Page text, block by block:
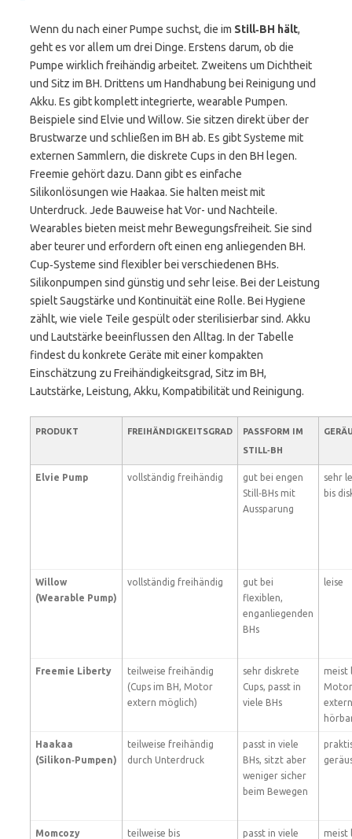
Wenn du nach einer Pumpe suchst, die im Still‑BH hält,
geht es vor allem um drei Dinge. Erstens darum, ob die
Pumpe wirklich freihändig arbeitet. Zweitens um Dichtheit
und Sitz im BH. Drittens um Handhabung bei Reinigung und
Akku. Es gibt komplett integrierte, wearable Pumpen.
Beispiele sind Elvie und Willow. Sie sitzen direkt über der
Brustwarze und schließen im BH ab. Es gibt Systeme mit
externen Sammlern, die diskrete Cups in den BH legen.
Freemie gehört dazu. Dann gibt es einfache
Silikonlösungen wie Haakaa. Sie halten meist mit
Unterdruck. Jede Bauweise hat Vor- und Nachteile.
Wearables bieten meist mehr Bewegungsfreiheit. Sie sind
aber teurer und erfordern oft einen eng anliegenden BH.
Cup‑Systeme sind flexibler bei verschiedenen BHs.
Silikonpumpen sind günstig und sehr leise. Bei der Leistung
spielt Saugstärke und Kontinuität eine Rolle. Bei Hygiene
zählt, wie viele Teile gespült oder sterilisierbar sind. Akku
und Lautstärke beeinflussen den Alltag. In der Tabelle
findest du konkrete Geräte mit einer kompakten
Einschätzung zu Freihändigkeitsgrad, Sitz im BH,
Lautstärke, Leistung, Akku, Kompatibilität und Reinigung.
PRODUKT FREIHÄNDIGKEITSGRAD
PASSFORM IM
STILL‑BH
Elvie Pump vollständig freihändig
gut bei engen
Still‑BHs mit
Aussparung
sehr
bis
Willow
(Wearable Pump)
vollständig freihändig
gut bei
flexiblen,
enganliegenden
BHs
leise
Freemie Liberty
teilweise freihändig
(Cups im BH, Motor
extern möglich)
sehr diskrete
Cups, passt in
viele BHs
meist
extern
Haakaa
(Silikon‑Pumpen)
teilweise freihändig
durch Unterdruck
passt in viele
BHs, sitzt aber
weniger sicher
beim Bewegen
Momcozy
teilweise bis
passt in viele
meist